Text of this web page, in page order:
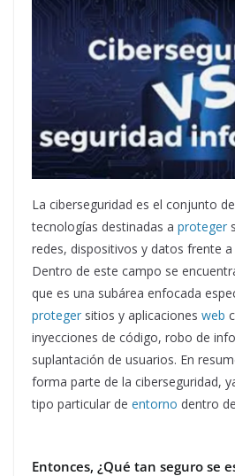
La ciberseguridad es el conjunto
tecnologías destinadas a proteger
redes, dispositivos y datos frente
Dentro de este campo se
que es una subárea enfocada
proteger sitios y aplicaciones web
inyecciones de código, robo de
suplantación de usuarios. En
forma parte de la ciberseguridad,
tipo particular de entorno dentro
Entonces, ¿Qué tan seguro se